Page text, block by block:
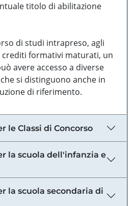
titolo di abilitazione
di studi intrapreso, agli
crediti formativi maturati, un
avere accesso a diverse
si distinguono anche in
di riferimento.
le Classi di Concorso
la scuola dell'infanzia e
la scuola secondaria di